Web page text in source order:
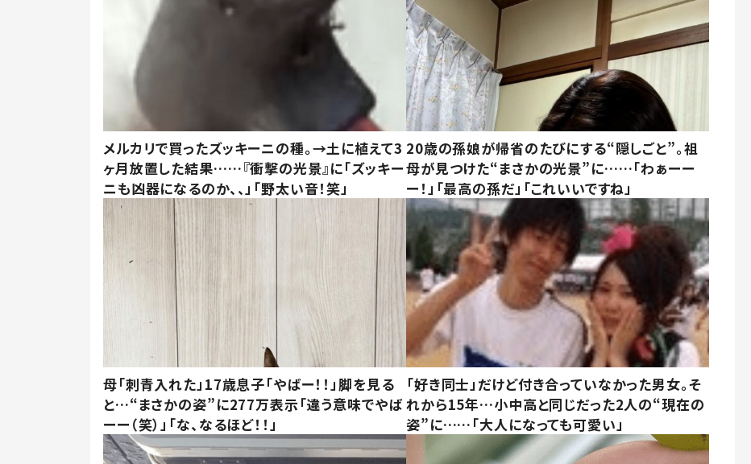
メルカリで買ったズッキーニの種。→土に植えて3
ヶ月放置した結果……『衝撃の光景』に「ズッキー
ニも凶器になるのか、、」「野太い音！笑」
20歳の孫娘が帰省のたびにする“隠しごと”。祖
母が見つけた“まさかの光景”に……「わぁーー
ー！」「最高の孫だ」「これいいですね」
母「刺青入れた」17歳息子「やばー！！」脚を見る
と…“まさかの姿”に277万表示「違う意味でやば
ーー（笑）」「な、なるほど！！」
「好き同士」だけど付き合っていなかった男女。そ
れから15年…小中高と同じだった2人の“現在の
姿”に……「大人になっても可愛い」